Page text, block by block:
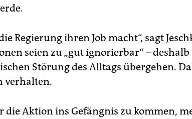
Regierung ihren Job macht“, sagt
seien zu „gut ignorierbar“ – deshalb
Störung des Alltags übergehen.
verhalten.
die Aktion ins Gefängnis zu kommen,